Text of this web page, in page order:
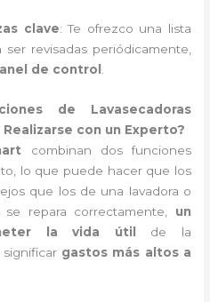
clave: Te ofrezco una lista
revisadas periódicamente,
de control
de Lavasecadoras
con un Experto?
combinan dos funciones
lo que puede hacer que los
que los de una lavadora o
repara correctamente, un
la vida útil
de la
gastos más altos a